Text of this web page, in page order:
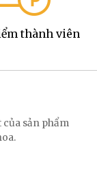
thành viên
của sản phẩm